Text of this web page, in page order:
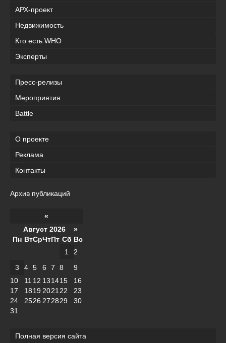
АРХ-проект
Недвижимость
Кто есть WHO
Эксперты
Пресс-релизы
Мероприятия
Battle
О проекте
Реклама
Контакты
Архив публикаций
«
Август 2026 »
Пн ВтСрЧтПт Сб Вс
1
2
3
4 5 6 7 8
9
10
11 12 131415
16
17
1819 2021 22
23
24
2526 272829
30
31
Полная версия сайта